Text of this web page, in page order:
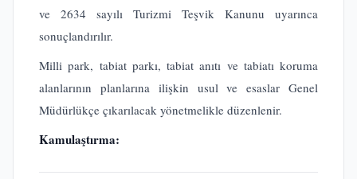
ve 2634 sayılı Turizmi Teşvik Kanunu uyarınca
sonuçlandırılır.
Milli park, tabiat parkı, tabiat anıtı ve tabiatı koruma
alanlarının planlarına ilişkin usul ve esaslar Genel
Müdürlükçe çıkarılacak yönetmelikle düzenlenir.
Kamulaştırma: